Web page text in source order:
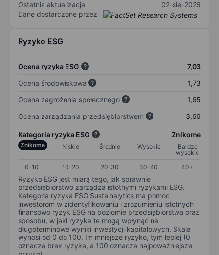
Ostatnia aktualizacja
02-sie-2026
Dane dostarczone przez
Ryzyko ESG
Ocena ryzyka ESG
7,03
Ocena środowiskowa
1,73
Ocena zagrożenia społecznego
1,65
Ocena zarządzania przedsiębiorstwem
3,66
Kategoria ryzyka ESG Znikome
Znikome Niskie Średnie Wysokie
Bardzo
wysokie
0-10
10-20 20-30 30-40 40+
Ryzyko ESG jest miarą tego, jak sprawnie
przedsiębiorstwo zarządza istotnymi ryzykami ESG.
Kategoria ryzyka ESG Sustainalytics ma pomóc
inwestorom w zidentyfikowaniu i zrozumieniu istotnych
finansowo ryzyk ESG na poziomie przedsiębiorstwa oraz
sposobu, w jaki ryzyka te mogą wpłynąć na
długoterminowe wyniki inwestycji kapitałowych. Skala
wynosi od 0 do 100. Im mniejsze ryzyko, tym lepiej (0
oznacza brak ryzyka, a 100 oznacza najpoważniejsze